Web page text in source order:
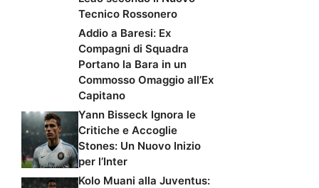
Tecnico Rossonero
Addio a Baresi: Ex
Compagni di Squadra
Portano la Bara in un
Commosso Omaggio all’Ex
Capitano
Yann Bisseck Ignora le
Critiche e Accoglie
Stones: Un Nuovo Inizio
per l’Inter
Kolo Muani alla Juventus: